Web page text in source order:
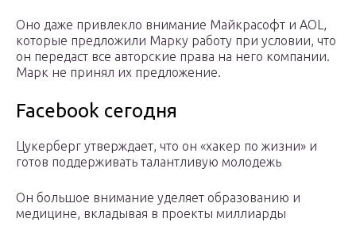
Оно даже привлекло внимание Майкрасофт и AOL,
которые предложили Марку работу при условии, что
он передаст все авторские права на него компании.
Марк не принял их предложение.
Facebook сегодня
Цукерберг утверждает, что он «хакер по жизни» и
готов поддерживать талантливую молодежь
Он большое внимание уделяет образованию и
медицине, вкладывая в проекты миллиарды